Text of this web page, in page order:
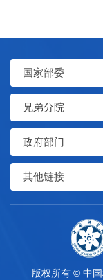
国家部委
兄弟分院
政府部门
其他链接
版权所有 © 中